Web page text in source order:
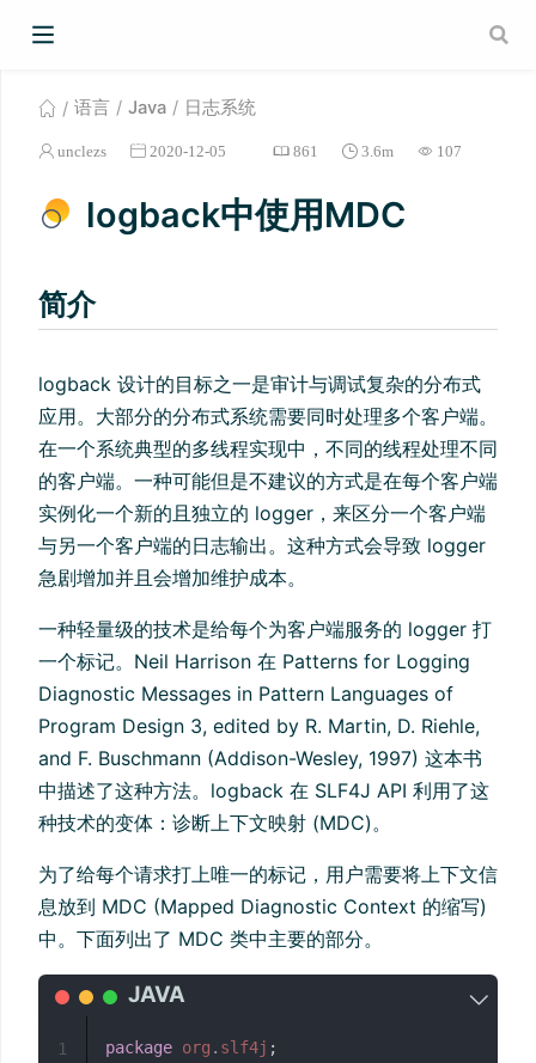
语言 Java 日志系统
unclezs 2020-12-05 861 3.6m 107
logback中使用MDC
简介
logback 设计的目标之一是审计与调试复杂的分布式
应用。大部分的分布式系统需要同时处理多个客户端。
在一个系统典型的多线程实现中，不同的线程处理不同
的客户端。一种可能但是不建议的方式是在每个客户端
实例化一个新的且独立的 logger，来区分一个客户端
与另一个客户端的日志输出。这种方式会导致 logger
急剧增加并且会增加维护成本。
一种轻量级的技术是给每个为客户端服务的 logger 打
一个标记。Neil Harrison 在 Patterns for Logging
Diagnostic Messages in Pattern Languages of
Program Design 3, edited by R. Martin, D. Riehle,
and F. Buschmann (Addison-Wesley, 1997) 这本书
中描述了这种方法。logback 在 SLF4J API 利用了这
种技术的变体：诊断上下文映射 (MDC)。
为了给每个请求打上唯一的标记，用户需要将上下文信
息放到 MDC (Mapped Diagnostic Context 的缩写)
中。下面列出了 MDC 类中主要的部分。
package org . slf4j ;
1